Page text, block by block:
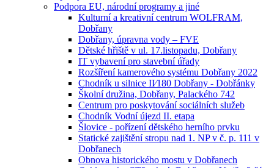
Podpora EU, národní programy a jiné
Kulturní a kreativní centrum WOLFRAM,
Dobřany
Dobřany, úpravna vody – FVE
Dětské hřiště v ul. 17.listopadu, Dobřany
IT vybavení pro stavební úřady
Rozšíření kamerového systému Dobřany 2022
Chodník u silnice II⁄180 Dobřany - Dobřánky
Školní družina, Dobřany, Palackého 742
Centrum pro poskytování sociálních služeb
Chodník Vodní újezd II. etapa
Šlovice - pořízení dětského herního prvku
Statické zajištění stropu nad 1. NP v č. p. 111 v
Dobřanech
Obnova historického mostu v Dobřanech